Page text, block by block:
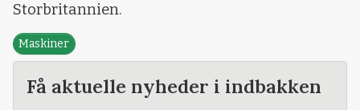
Storbritannien.
Maskiner
Få aktuelle nyheder i indbakken